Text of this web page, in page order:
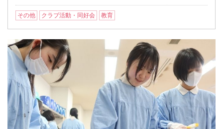
その他 クラブ活動・同好会 教育